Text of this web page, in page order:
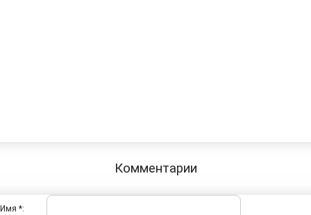
Комментарии
Имя *: